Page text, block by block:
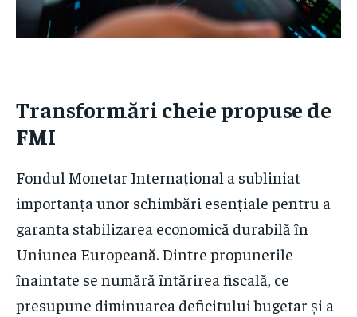
Transformări cheie propuse de
FMI
Fondul Monetar Internațional a subliniat
importanța unor schimbări esențiale pentru a
garanta stabilizarea economică durabilă în
Uniunea Europeană. Dintre propunerile
înaintate se numără întărirea fiscală, ce
presupune diminuarea deficitului bugetar și a